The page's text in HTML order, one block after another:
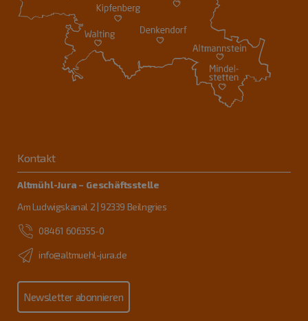
Kontakt
Altmühl-Jura – Geschäftsstelle
Am Ludwigskanal 2 | 92339 Beilngries
08461 606355-0
info@altmuehl-jura.de
Newsletter abonnieren